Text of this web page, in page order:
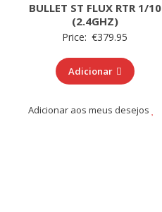
BULLET ST FLUX RTR 1/10
(2.4GHZ)
Price: €379.95
Adicionar
Adicionar aos meus desejos